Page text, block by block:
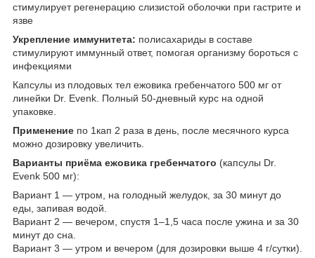
стимулирует регенерацию слизистой оболочки при гастрите и
язве
Укрепление иммунитета: полисахариды в составе
стимулируют иммунный ответ, помогая организму бороться с
инфекциями
Капсулы из плодовых тел ежовика гребенчатого 500 мг от
линейки Dr. Evenk. Полный 50-дневный курс на одной
упаковке.
Применение по 1кап 2 раза в день, после месячного курса
можно дозировку увеличить.
Варианты приёма ежовика гребенчатого (капсулы Dr.
Evenk 500 мг):
Вариант 1 — утром, на голодный желудок, за 30 минут до
еды, запивая водой.
Вариант 2 — вечером, спустя 1–1,5 часа после ужина и за 30
минут до сна.
Вариант 3 — утром и вечером (для дозировки выше 4 г/сутки).